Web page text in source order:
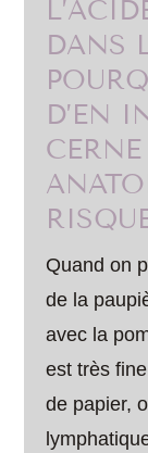
DANS
D’EN
Quand on
de la
avec la
est très
de papier,